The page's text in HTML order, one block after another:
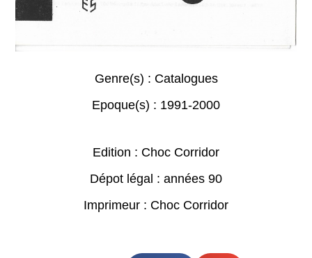
Genre(s) : Catalogues
Epoque(s) : 1991-2000
Edition : Choc Corridor
Dépot légal : années 90
Imprimeur : Choc Corridor